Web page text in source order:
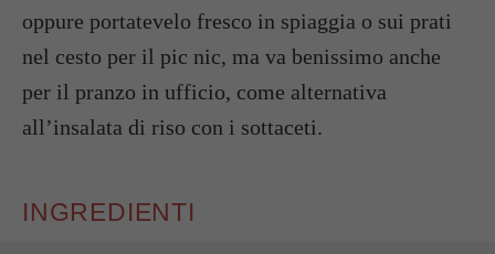
oppure portatevelo fresco in spiaggia o sui prati
nel cesto per il pic nic, ma va benissimo anche
per il pranzo in ufficio, come alternativa
all’insalata di riso con i sottaceti.
INGREDIENTI